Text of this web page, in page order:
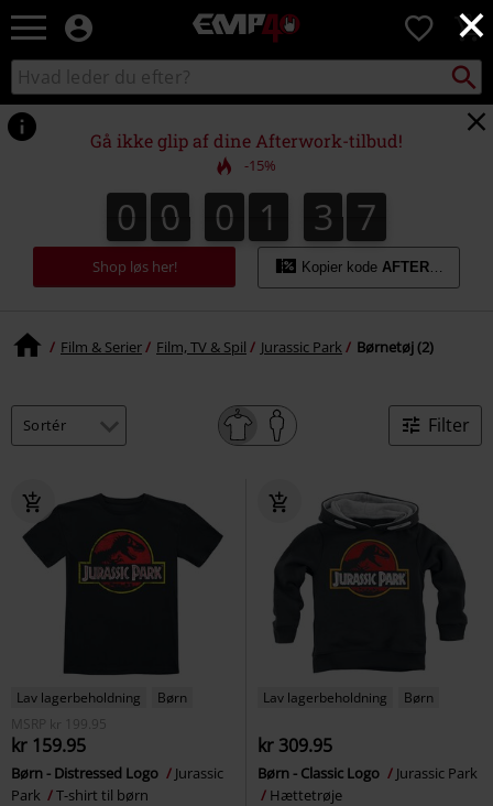
×
EMP
Musik,
TV
og
gaming
merch
-
alternativ
mode
0
Søg
sortiment
Søg
Gå ikke glip af dine Afterwork-tilbud!
-15%
0
0 0
0 0
0 1
1 3
3
3
3 6
7
6
8
7
Shop løs her! Kopier kode AFTERWORK
Film & Serier Film, TV & Spil Jurassic Park Børnetøj (2)
Filter
Lav lagerbeholdning
Børn
MSRP
kr 199.95
kr 159.95
Børn - Distressed Logo
Jurassic
Park
T-shirt til børn
Lav lagerbeholdning Børn
kr 309.95
Børn - Classic Logo
Jurassic Park
Hættetrøje